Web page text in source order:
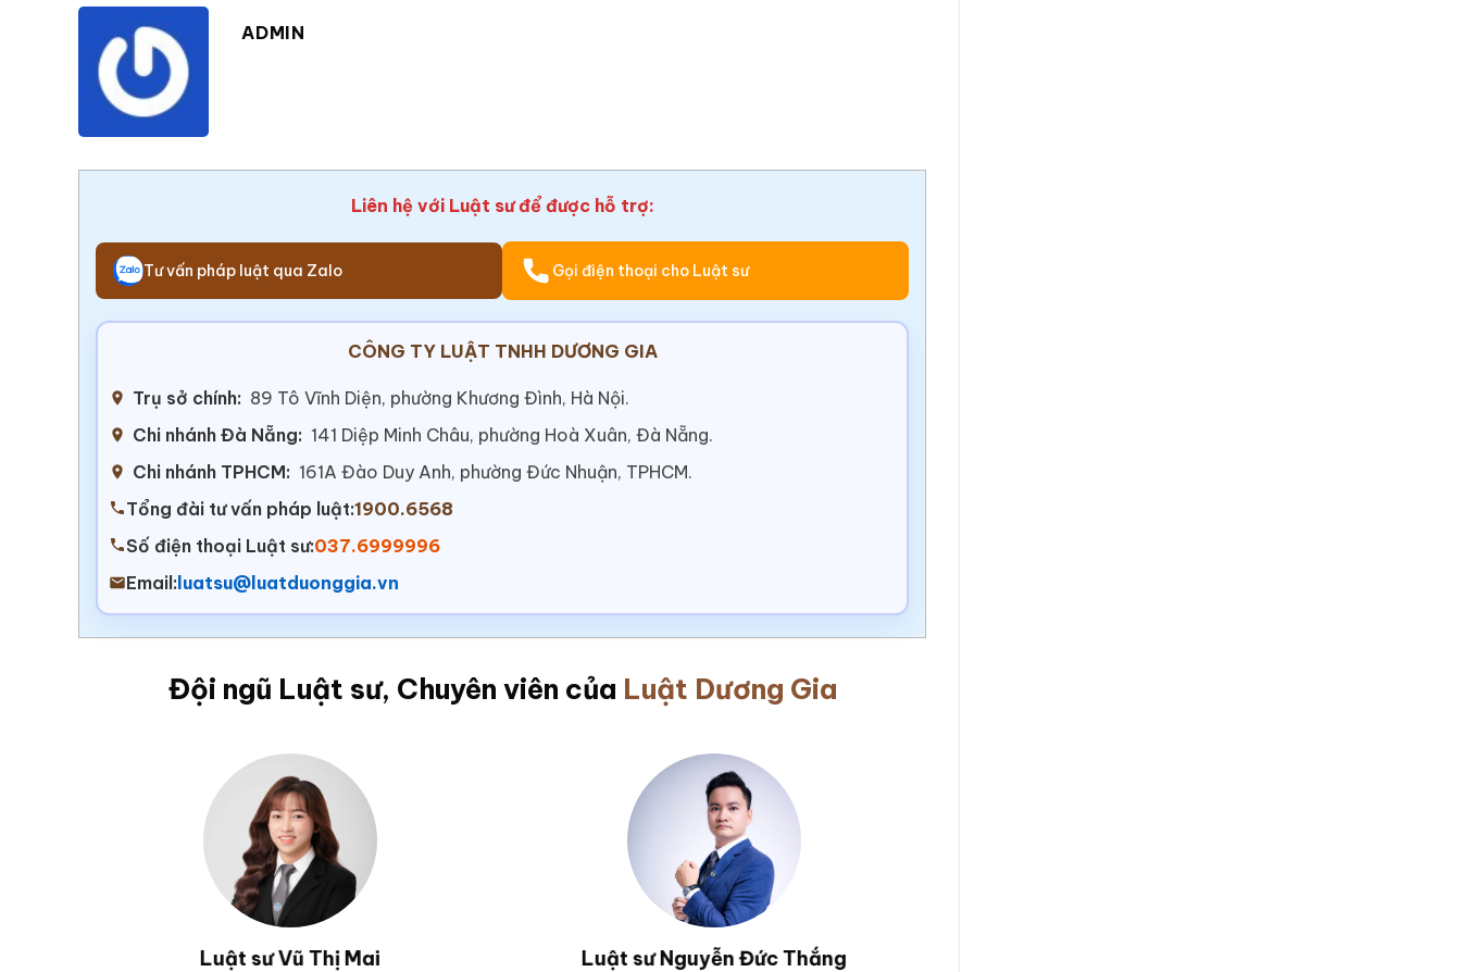
ADMIN
Liên hệ với Luật sư để được hỗ trợ:
Tư vấn pháp luật qua Zalo Gọi điện thoại cho Luật sư
CÔNG TY LUẬT TNHH DƯƠNG GIA
Trụ sở chính: 89 Tô Vĩnh Diện, phường Khương Đình, Hà Nội.
Chi nhánh Đà Nẵng: 141 Diệp Minh Châu, phường Hoà Xuân, Đà Nẵng.
Chi nhánh TPHCM: 161A Đào Duy Anh, phường Đức Nhuận, TPHCM.
Tổng đài tư vấn pháp luật:1900.6568
Số điện thoại Luật sư:037.6999996
Email: luatsu@luatduonggia.vn
Đội ngũ Luật sư, Chuyên viên của Luật Dương Gia
Luật sư Vũ Văn Huân Luật sư Nguyễn Hoài Bão